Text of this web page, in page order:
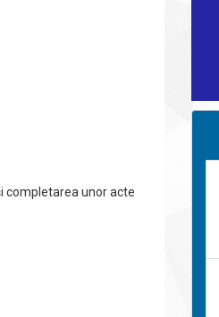
completarea unor acte